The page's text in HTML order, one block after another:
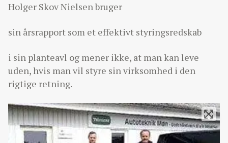
Holger Skov Nielsen bruger
sin årsrapport som et effektivt styringsredskab
i sin planteavl og mener ikke, at man kan leve
uden, hvis man vil styre sin virksomhed i den
rigtige retning.